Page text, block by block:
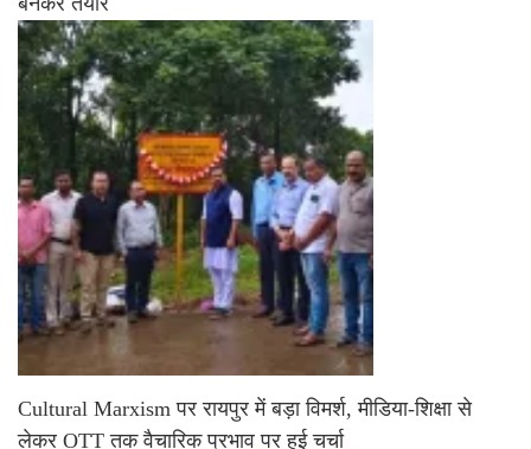
Cultural Marxism पर रायपुर में बड़ा विमर्श, मीडिया-शिक्षा से
लेकर OTT तक वैचारिक प्रभाव पर हुई चर्चा